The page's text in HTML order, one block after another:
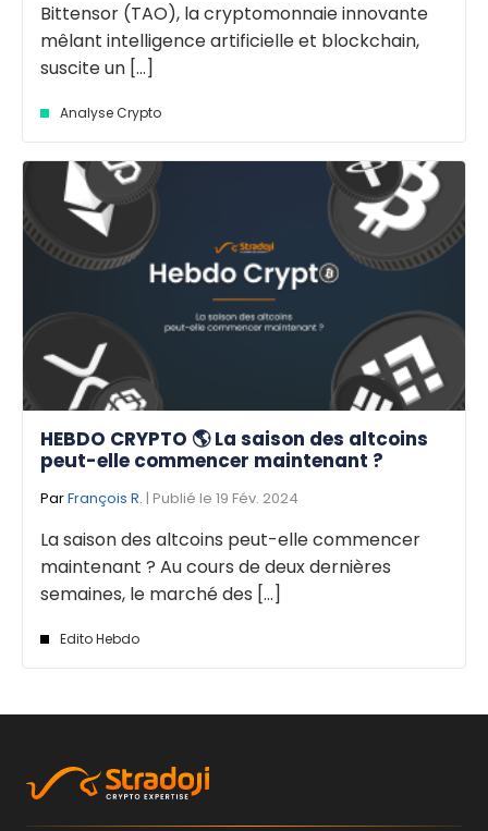
Bittensor (TAO), la cryptomonnaie innovante
mêlant intelligence artificielle et blockchain,
suscite un [...]
Analyse Crypto
HEBDO CRYPTO 🌎 La saison des altcoins
peut-elle commencer maintenant ?
ParFrançois R. | Publié le 19 Fév. 2024
La saison des altcoins peut-elle commencer
maintenant ? Au cours de deux dernières
semaines, le marché des [...]
Edito Hebdo